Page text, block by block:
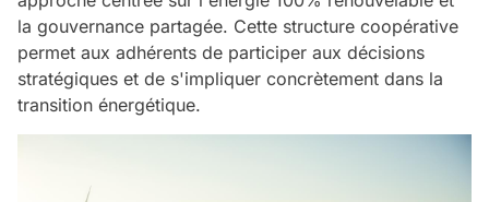
la gouvernance partagée. Cette structure coopérative
permet aux adhérents de participer aux décisions
stratégiques et de s'impliquer concrètement dans la
transition énergétique.